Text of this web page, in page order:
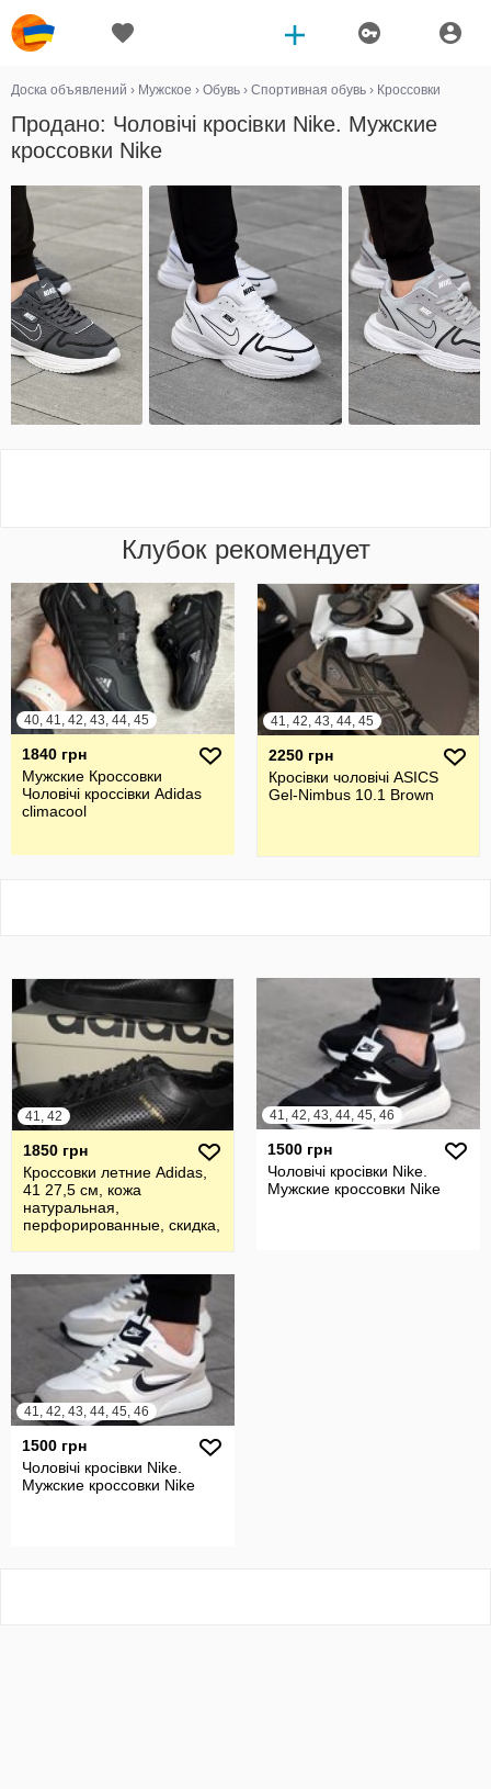
Доска объявлений › Мужское › Обувь › Спортивная обувь › Кроссовки
Продано: Чоловічі кросівки Nike. Мужские
кроссовки Nike
Клубок рекомендует
40, 41, 42, 43, 44, 45
1840 грн
Мужские Кроссовки
Чоловічі кроссівки Adidas
climacool
41, 42, 43, 44, 45
2250 грн
Кросівки чоловічі ASICS
Gel-Nimbus 10.1 Brown
41, 42
1850 грн
Кроссовки летние Adidas,
41 27,5 см, кожа
натуральная,
перфорированные, скидка,
41, 42, 43, 44, 45, 46
1500 грн
Чоловічі кросівки Nike.
Мужские кроссовки Nike
41, 42, 43, 44, 45, 46
1500 грн
Чоловічі кросівки Nike.
Мужские кроссовки Nike